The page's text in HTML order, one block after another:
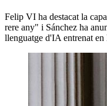
Felip VI ha destacat la
rere any" i Sánchez ha
llenguatge d'IA entrenat